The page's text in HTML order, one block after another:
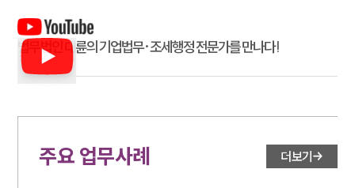
법무법인 대륜의 기업법무·조세행정 전문가를 만나다!
주요 업무사례 더보기